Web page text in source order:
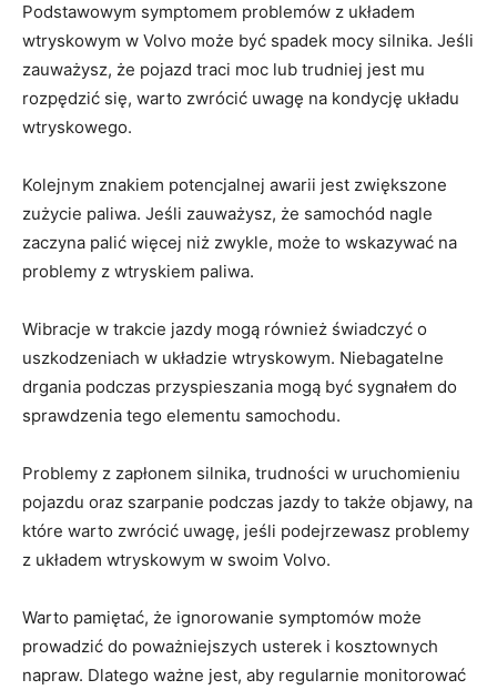
Podstawowym symptomem ​problemów z układem
wtryskowym w⁤ Volvo może być spadek mocy‍ silnika. Jeśli‌
zauważysz, że pojazd ⁣traci moc lub trudniej jest mu
rozpędzić się, warto zwrócić uwagę ‍na kondycję​ układu
wtryskowego.
Kolejnym ‌znakiem potencjalnej awarii⁣ jest zwiększone
zużycie paliwa. Jeśli zauważysz, że samochód⁤ nagle
zaczyna palić więcej niż zwykle, ​może to⁤ wskazywać⁣ na‍
problemy z wtryskiem paliwa.
Wibracje w trakcie jazdy mogą również ‌świadczyć ⁢o
uszkodzeniach w układzie ‍wtryskowym. Niebagatelne
drgania podczas⁢ przyspieszania mogą być sygnałem do
sprawdzenia tego⁣ elementu ⁤samochodu.
Problemy⁣ z zapłonem⁣ silnika,⁣ trudności⁢ w uruchomieniu
pojazdu oraz⁣ szarpanie⁤ podczas jazdy to‌ także objawy, na
które warto zwrócić uwagę, jeśli podejrzewasz problemy
z ‍układem‌ wtryskowym w swoim ‌Volvo.
Warto pamiętać, że ignorowanie symptomów ‌może‍
prowadzić do poważniejszych usterek i kosztownych
napraw. Dlatego ważne jest, aby regularnie monitorować